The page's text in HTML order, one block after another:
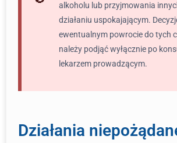
alkoholu lub przyjmowania
działaniu uspokajającym.
ewentualnym powrocie do tych
należy podjąć wyłącznie po
lekarzem prowadzącym.
Działania